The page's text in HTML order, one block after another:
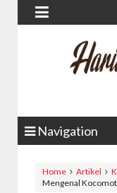

Navigation
Home Artikel
Mengenal